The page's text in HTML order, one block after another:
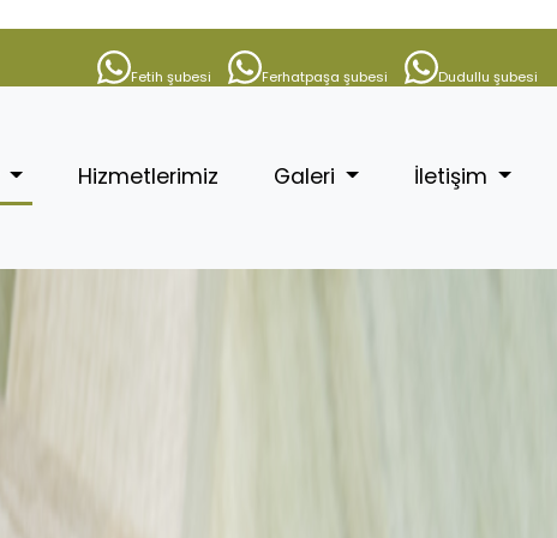
Fetih şubesi Ferhatpaşa şubesi Dudullu şubesi
Hizmetlerimiz(current)
Galeri İletişim